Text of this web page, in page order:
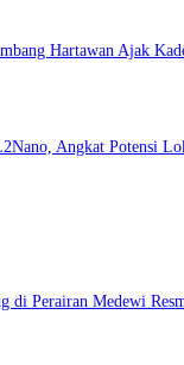
Hartawan Ajak
Angkat Potensi
di Perairan Medewi